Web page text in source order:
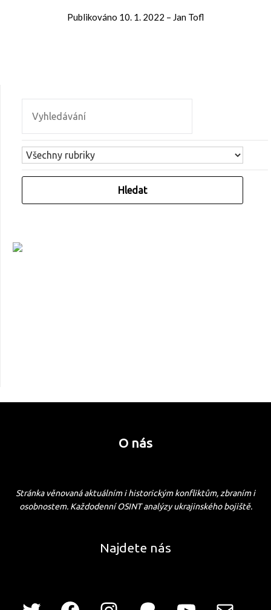
Publikováno 10. 1. 2022 – Jan Tofl
O nás
Stránka věnovaná aktuálním i historickým konfliktům, zbraním i
osobnostem. Každodenní OSINT analýzy ukrajinského bojiště.
Najdete nás